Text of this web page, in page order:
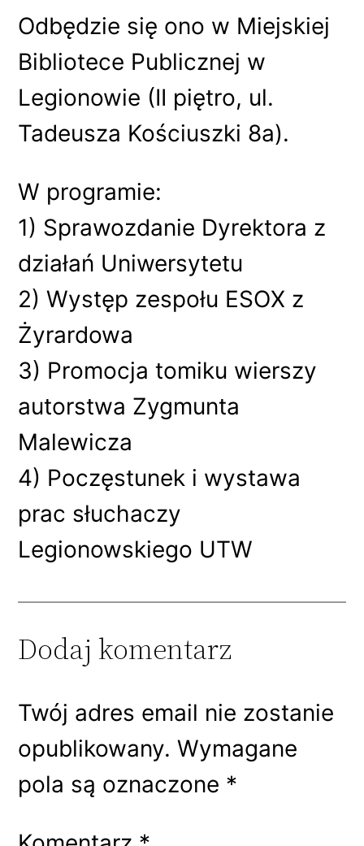
Odbędzie się ono w Miejskiej
Bibliotece Publicznej w
Legionowie (II piętro, ul.
Tadeusza Kościuszki 8a).
W programie:
1) Sprawozdanie Dyrektora z
działań Uniwersytetu
2) Występ zespołu ESOX z
Żyrardowa
3) Promocja tomiku wierszy
autorstwa Zygmunta
Malewicza
4) Poczęstunek i wystawa
prac słuchaczy
Legionowskiego UTW
Dodaj komentarz
Twój adres email nie zostanie
opublikowany. Wymagane
pola są oznaczone *